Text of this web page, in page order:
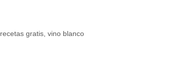
recetas gratis, vino blanco